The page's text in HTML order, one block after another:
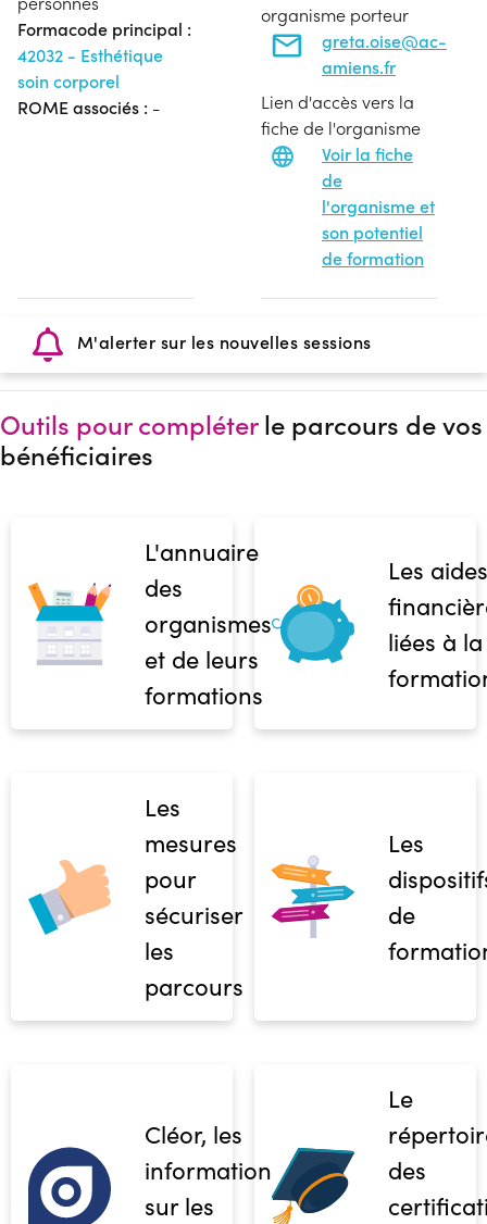
Formacode principal :
42032 - Esthétique
soin corporel
ROME associés : -
organisme porteur
greta.oise@ac-
amiens.fr
Lien d'accès vers la
fiche de l'organisme
Voir la fiche
de
l'organisme et
son potentiel
de formation
M'alerter sur les nouvelles sessions
Outils pour compléterle parcours de vos
bénéficiaires
L'annuaire
des
organismes
et de leurs
formations
Les aides
liées à la
Les
mesures
pour
sécuriser
les
parcours
Les
de
Cléor, les
informations
sur les
Le
des